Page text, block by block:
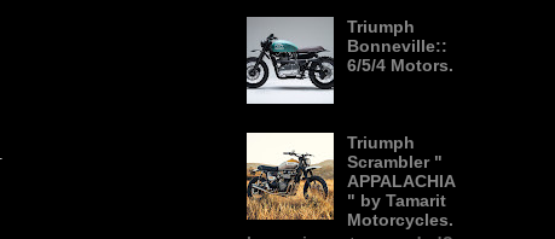
Triumph
Bonneville::
6/5/4 Motors.
Triumph
Scrambler "
APPALACHIA
" by Tamarit
Motorcycles.